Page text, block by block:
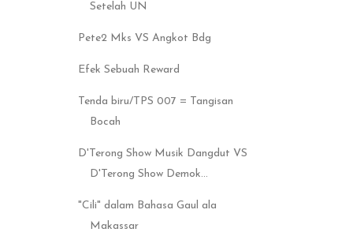
Setelah UN
Pete2 Mks VS Angkot Bdg
Efek Sebuah Reward
Tenda biru/TPS 007 = Tangisan
Bocah
D'Terong Show Musik Dangdut VS
D'Terong Show Demok...
"Cili" dalam Bahasa Gaul ala
Makassar